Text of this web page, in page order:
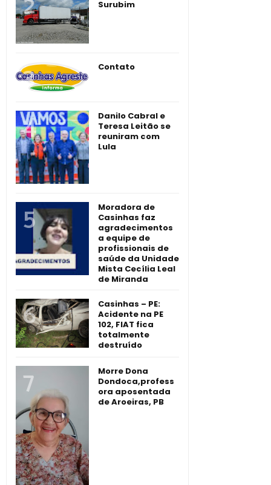
Surubim
Contato
Danilo Cabral e
Teresa Leitão se
reuniram com
Lula
Moradora de
Casinhas faz
agradecimentos
a equipe de
profissionais de
saúde da Unidade
Mista Cecília Leal
de Miranda
Casinhas – PE:
Acidente na PE
102, FIAT fica
totalmente
destruído
Morre Dona
Dondoca,profess
ora aposentada
de Aroeiras, PB